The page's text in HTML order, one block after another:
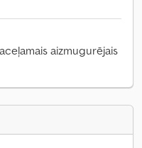
aizmugurējais